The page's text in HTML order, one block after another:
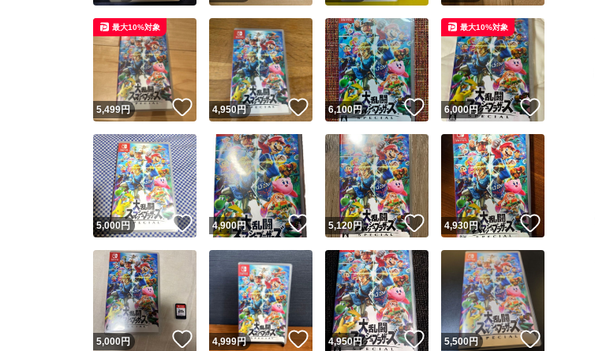
ユーザーの実績について
5,499円 いいね！
最大10%対象
4,950円 いいね！
6,100円 いいね！
6,000円
最大10%対象
5,000円 いいね！
4,900円 いいね！
5,120円 いいね！
4,930円
5,000円 いいね！
4,999円 いいね！
4,950円 いいね！
5,500円